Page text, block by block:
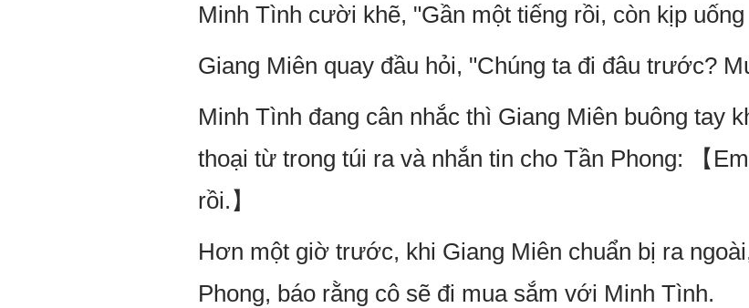
Minh Tình cười khẽ, "Gần một tiếng rồi, còn kịp
Giang Miên quay đầu hỏi, "Chúng ta đi đâu trước?
Minh Tình đang cân nhắc thì Giang Miên buông tay
thoại từ trong túi ra và nhắn tin cho Tần Phong: 【
rồi.】
Hơn một giờ trước, khi Giang Miên chuẩn bị ra
Phong, báo rằng cô sẽ đi mua sắm với Minh Tình.